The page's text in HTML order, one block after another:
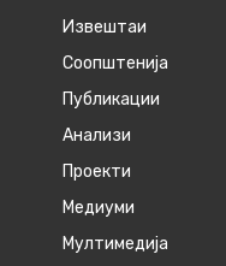
Извештаи
Соопштенија
Публикации
Анализи
Проекти
Медиуми
Мултимедија